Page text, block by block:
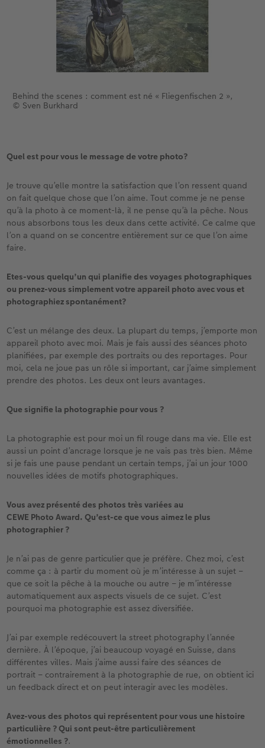
Behind the scenes : comment est né « Fliegenfischen 2 »,
© Sven Burkhard
Quel est pour vous le message de votre photo?
Je trouve qu’elle montre la satisfaction que l’on ressent quand
on fait quelque chose que l’on aime. Tout comme je ne pense
qu’à la photo à ce moment-là, il ne pense qu’à la pêche. Nous
nous absorbons tous les deux dans cette activité. Ce calme que
l’on a quand on se concentre entièrement sur ce que l’on aime
faire.
Etes-vous quelqu’un qui planifie des voyages photographiques
ou prenez-vous simplement votre appareil photo avec vous et
photographiez spontanément?
C’est un mélange des deux. La plupart du temps, j’emporte mon
appareil photo avec moi. Mais je fais aussi des séances photo
planifiées, par exemple des portraits ou des reportages. Pour
moi, cela ne joue pas un rôle si important, car j’aime simplement
prendre des photos. Les deux ont leurs avantages.
Que signifie la photographie pour vous ?
La photographie est pour moi un fil rouge dans ma vie. Elle est
aussi un point d’ancrage lorsque je ne vais pas très bien. Même
si je fais une pause pendant un certain temps, j’ai un jour 1000
nouvelles idées de motifs photographiques.
Vous avez présenté des photos très variées au
CEWE Photo Award. Qu’est-ce que vous aimez le plus
photographier ?
Je n’ai pas de genre particulier que je préfère. Chez moi, c’est
comme ça : à partir du moment où je m’intéresse à un sujet –
que ce soit la pêche à la mouche ou autre – je m’intéresse
automatiquement aux aspects visuels de ce sujet. C’est
pourquoi ma photographie est assez diversifiée.
J’ai par exemple redécouvert la street photography l’année
dernière. À l’époque, j’ai beaucoup voyagé en Suisse, dans
différentes villes. Mais j’aime aussi faire des séances de
portrait – contrairement à la photographie de rue, on obtient ici
un feedback direct et on peut interagir avec les modèles.
Avez-vous des photos qui représentent pour vous une histoire
particulière ? Qui sont peut-être particulièrement
émotionnelles ?.